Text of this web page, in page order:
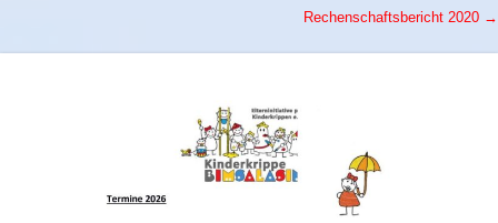
Rechenschaftsbericht 2020 →